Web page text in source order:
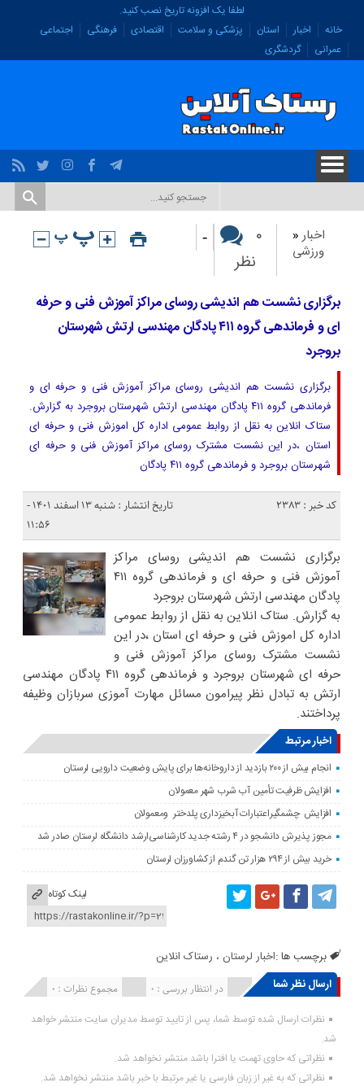
لطفا یک افزونه تاریخ نصب کنید.
خانه
اخبار استان پزشکی و سلامت اقتصادی فرهنگی
اجتماعی
عمرانی
گردشگری
اخبار«
ورزشی
۰
نظر
-
برگزاری نشست هم اندیشی روسای مراکز آموزش فنی و حرفه
ای و فرماندهی گروه ۴۱۱ پادگان مهندسی ارتش شهرستان
بروجرد
برگزاری نشست هم اندیشی روسای مراکز آموزش فنی و حرفه ای و
فرماندهی گروه ۴۱۱ پادگان مهندسی ارتش شهرستان بروجرد به گزارش.
ستاک انلاین به نقل از روابط عمومی اداره کل اموزش فنی و حرفه ای
استان ،در این نشست مشترک روسای مراکز آموزش فنی و حرفه ای
شهرستان بروجرد و فرماندهی گروه ۴۱۱ پادگان
کد خبر : 2383
تاریخ انتشار : شنبه ۱۳ اسفند ۱۴۰۱ -
۱۱:۵۶
برگزاری نشست هم اندیشی روسای مراکز
آموزش فنی و حرفه ای و فرماندهی گروه ۴۱۱
پادگان مهندسی ارتش شهرستان بروجرد
به گزارش. ستاک انلاین به نقل از روابط عمومی
اداره کل اموزش فنی و حرفه ای استان ،در این
نشست مشترک روسای مراکز آموزش فنی و
حرفه ای شهرستان بروجرد و فرماندهی گروه ۴۱۱ پادگان مهندسی
ارتش به تبادل نظر پیرامون مسائل مهارت آموزی سربازان وظیفه
پرداختند.
اخبار مرتبط
انجام بیش از ۲۰۰ بازدید از داروخانه‌ها برای پایش وضعیت دارویی لرستان
افزایش ظرفیت تأمین آب شرب شهر معمولان
افزایش چشمگیراعتبارات آبخیزداری پلدختر ومعمولان
مجوز پذیرش دانشجو در ۴ رشته جدید کارشناسی‌ارشد دانشگاه لرستان صادر شد
خرید بیش از ۲۹۴ هزار تن گندم از کشاورزان لرستان
لینک کوتاه
برچسب ها :اخبار لرستان ، رستاک انلاین
ارسال نظر شما
مجموع نظرات : 0 در انتظار بررسی : 0 انتشار یافته : ۰
نظرات ارسال شده توسط شما، پس از تایید توسط مدیران سایت منتشر خواهد
شد.
نظراتی که حاوی تهمت یا افترا باشد منتشر نخواهد شد.
نظراتی که به غیر از زبان فارسی یا غیر مرتبط با خبر باشد منتشر نخواهد شد.